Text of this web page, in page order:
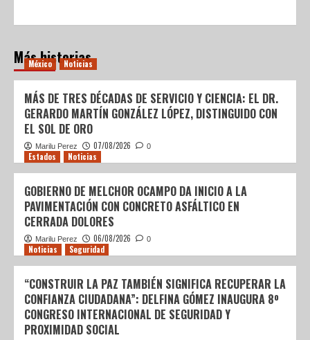
Más historias
México Noticias
MÁS DE TRES DÉCADAS DE SERVICIO Y CIENCIA: EL DR.
GERARDO MARTÍN GONZÁLEZ LÓPEZ, DISTINGUIDO CON
EL SOL DE ORO
Marilu Perez 07/08/2026 0
Estados Noticias
GOBIERNO DE MELCHOR OCAMPO DA INICIO A LA
PAVIMENTACIÓN CON CONCRETO ASFÁLTICO EN
CERRADA DOLORES
Marilu Perez 06/08/2026 0
Noticias Seguridad
“CONSTRUIR LA PAZ TAMBIÉN SIGNIFICA RECUPERAR LA
CONFIANZA CIUDADANA”: DELFINA GÓMEZ INAUGURA 8º
CONGRESO INTERNACIONAL DE SEGURIDAD Y
PROXIMIDAD SOCIAL